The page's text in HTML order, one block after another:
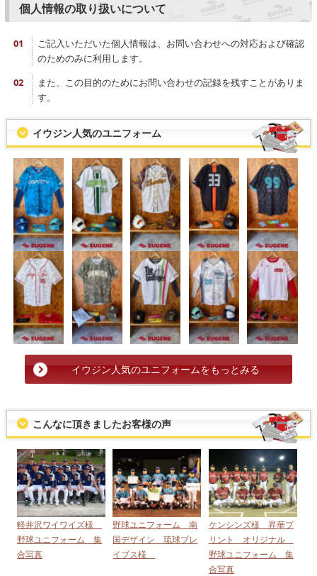
個人情報の取り扱いについて
ご記入いただいた個人情報は、お問い合わせへの対応および確認
のためのみに利用します。
また、この目的のためにお問い合わせの記録を残すことがありま
す。
イウジン人気のユニフォーム
イウジン人気のユニフォームをもっとみる
こんなに頂きましたお客様の声
軽井沢ワイワイズ様
野球ユニフォーム 集
合写真
野球ユニフォーム 南
国デザイン 琉球ブレ
イブス様
ケンシンズ様 昇華プ
リント オリジナル
野球ユニフォーム 集
合写真